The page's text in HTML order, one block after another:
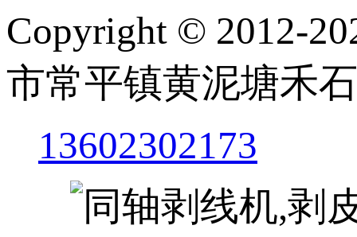
Copyright © 2012-
市常平镇黄泥塘禾
13602302173